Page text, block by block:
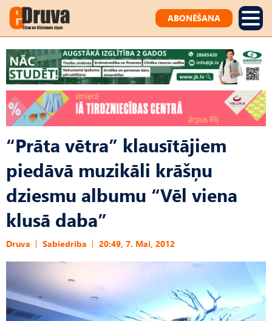
ABONĒŠANA
“Prāta vētra” klausītājiem
piedāvā muzikāli krāšņu
dziesmu albumu “Vēl viena
klusā daba”
Druva Sabiedrība 20:49, 7. Mai, 2012